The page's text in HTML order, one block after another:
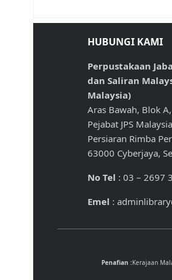
HUBUNGI KAMI
Perpustakaan
dan Saliran
Malaysia)
Aras Bawah, Blok
Pejabat JPS Malaysia
Persiaran Rimba
63000 Cyberjaya,
No Tel : 03 – 2697
Emel :
Penafian :Kerajaan